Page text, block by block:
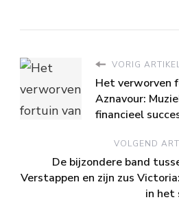
VORIG
Het verworven
Aznavour:
financieel
VOLGEND
De bijzondere band
Verstappen en zijn zus
in het